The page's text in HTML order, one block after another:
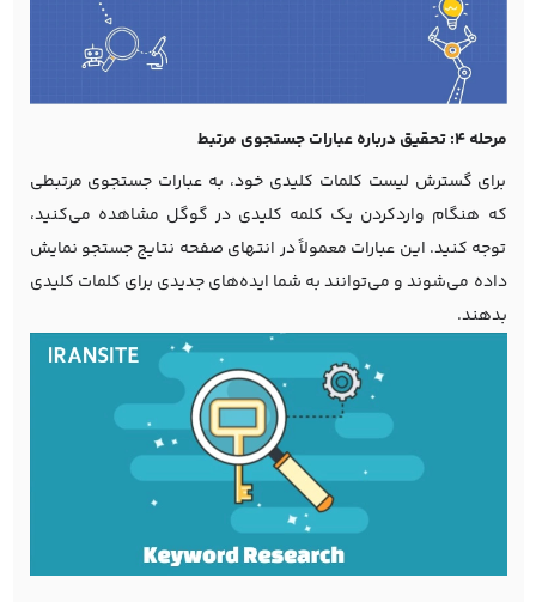
مرحله 4: تحقیق درباره عبارات جستجوی مرتبط
برای گسترش لیست کلمات کلیدی خود، به عبارات جستجوی مرتبطی
که هنگام واردکردن یک کلمه کلیدی در گوگل مشاهده می‌کنید،
توجه کنید. این عبارات معمولاً در انتهای صفحه نتایج جستجو نمایش
داده می‌شوند و می‌توانند به شما ایده‌های جدیدی برای کلمات کلیدی
بدهند.